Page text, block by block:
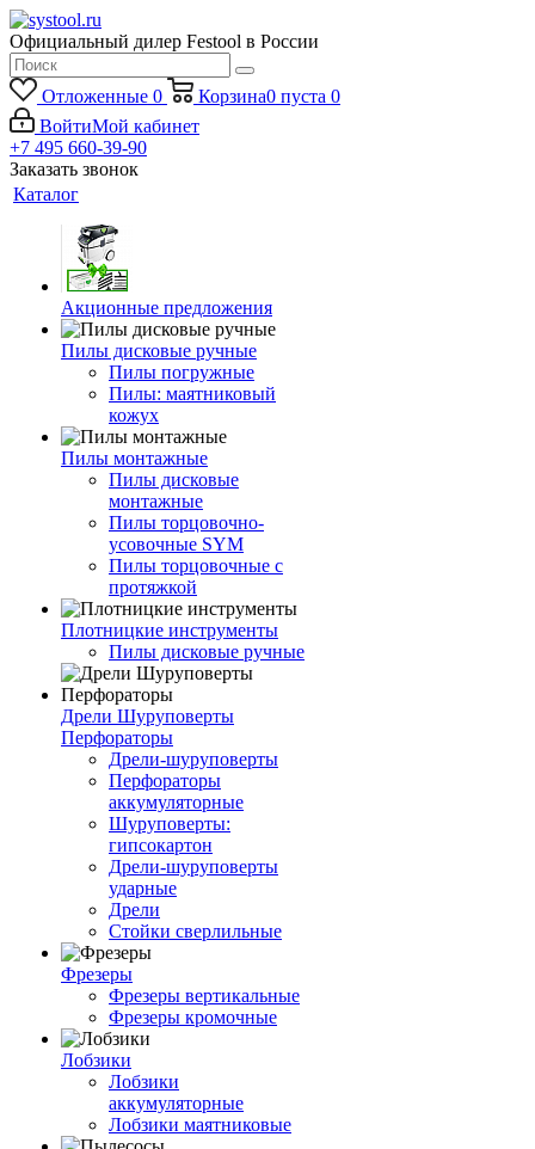
Официальный дилер Festool в России
Отложенные 0 Корзина0 пуста 0
ВойтиМой кабинет
+7 495 660-39-90
Заказать звонок
Каталог
Акционные предложения
Пилы дисковые ручные
Пилы погружные
Пилы: маятниковый
кожух
Пилы монтажные
Пилы дисковые
монтажные
Пилы торцовочно-
усовочные SYM
Пилы торцовочные с
протяжкой
Плотницкие инструменты
Пилы дисковые ручные
Дрели Шуруповерты
Перфораторы
Дрели-шуруповерты
Перфораторы
аккумуляторные
Шуруповерты:
гипсокартон
Дрели-шуруповерты
ударные
Дрели
Стойки сверлильные
Фрезеры
Фрезеры вертикальные
Фрезеры кромочные
Лобзики
Лобзики
аккумуляторные
Лобзики маятниковые